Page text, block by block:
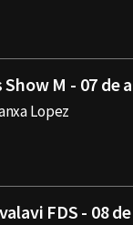
Show M - 07 de
Lopez
FDS - 08